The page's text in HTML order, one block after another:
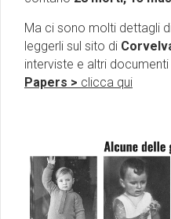
Ma ci sono molti dettagli
leggerli sul sito di
interviste e altri
Papers > clicca qui